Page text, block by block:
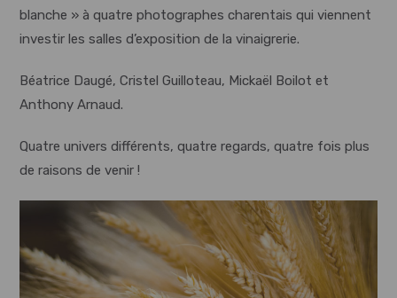
blanche » à quatre photographes charentais qui viennent
investir les salles d’exposition de la vinaigrerie.
Béatrice Daugé, Cristel Guilloteau, Mickaël Boilot et
Anthony Arnaud.
Quatre univers différents, quatre regards, quatre fois plus
de raisons de venir !